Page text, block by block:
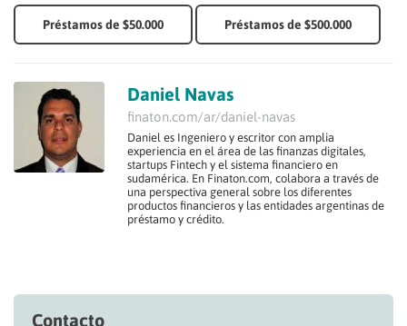
Préstamos de $50.000 Préstamos de $500.000
Daniel Navas
finaton.com/ar/daniel-navas
Daniel es Ingeniero y escritor con amplia
experiencia en el área de las finanzas digitales,
startups Fintech y el sistema financiero en
sudamérica. En Finaton.com, colabora a través de
una perspectiva general sobre los diferentes
productos financieros y las entidades argentinas de
préstamo y crédito.
Contacto